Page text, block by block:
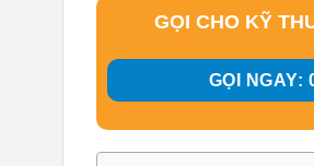
GỌI CHO KỸ
GỌI NGAY: